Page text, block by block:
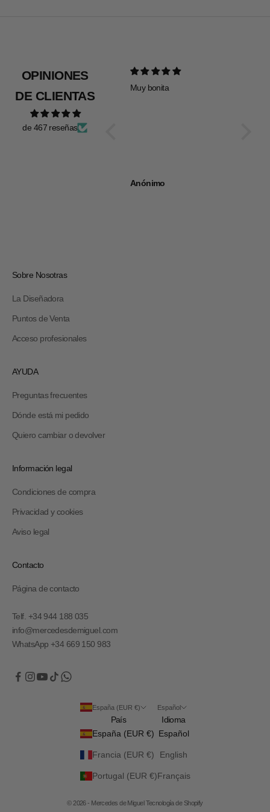
OPINIONES
DE CLIENTAS
de 467 reseñas
Muy bonita
Anónimo
Sobre Nosotras
La Diseñadora
Puntos de Venta
Acceso profesionales
AYUDA
Preguntas frecuentes
Dónde está mi pedido
Quiero cambiar o devolver
Información legal
Condiciones de compra
Privacidad y cookies
Aviso legal
Contacto
Página de contacto
Telf. +34 944 188 035
info@mercedesdemiguel.com
WhatsApp +34 669 150 983
España (EUR €)
País
España (EUR €)
Francia (EUR €)
Portugal (EUR €)
Español
Idioma
Español
English
Français
© 2026 - Mercedes de MiguelTecnología de Shopify